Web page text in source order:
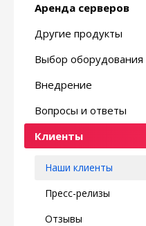
Аренда серверов
Другие продукты
Выбор оборудования
Внедрение
Вопросы и ответы
Клиенты
Наши клиенты
Пресс-релизы
Отзывы